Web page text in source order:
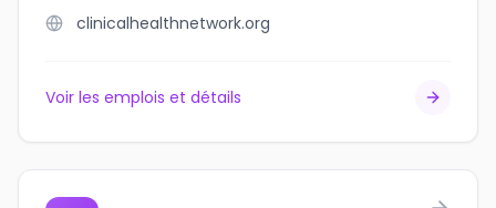
clinicalhealthnetwork.org
Voir les emplois et détails